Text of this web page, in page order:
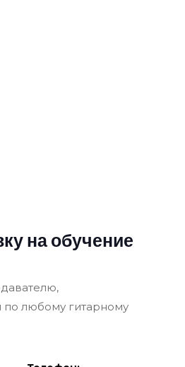
на обучение
по любому гитарному